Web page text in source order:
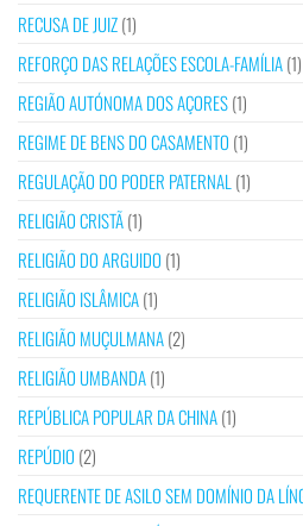
RECUSA DE JUIZ(1)
REFORÇO DAS RELAÇÕES ESCOLA-FAMÍLIA(1)
REGIÃO AUTÓNOMA DOS AÇORES(1)
REGIME DE BENS DO CASAMENTO (1)
REGULAÇÃO DO PODER PATERNAL (1)
RELIGIÃO CRISTÃ(1)
RELIGIÃO DO ARGUIDO (1)
RELIGIÃO ISLÂMICA(1)
RELIGIÃO MUÇULMANA(2)
RELIGIÃO UMBANDA(1)
REPÚBLICA POPULAR DA CHINA(1)
REPÚDIO (2)
REQUERENTE DE ASILO SEM DOMÍNIO DA